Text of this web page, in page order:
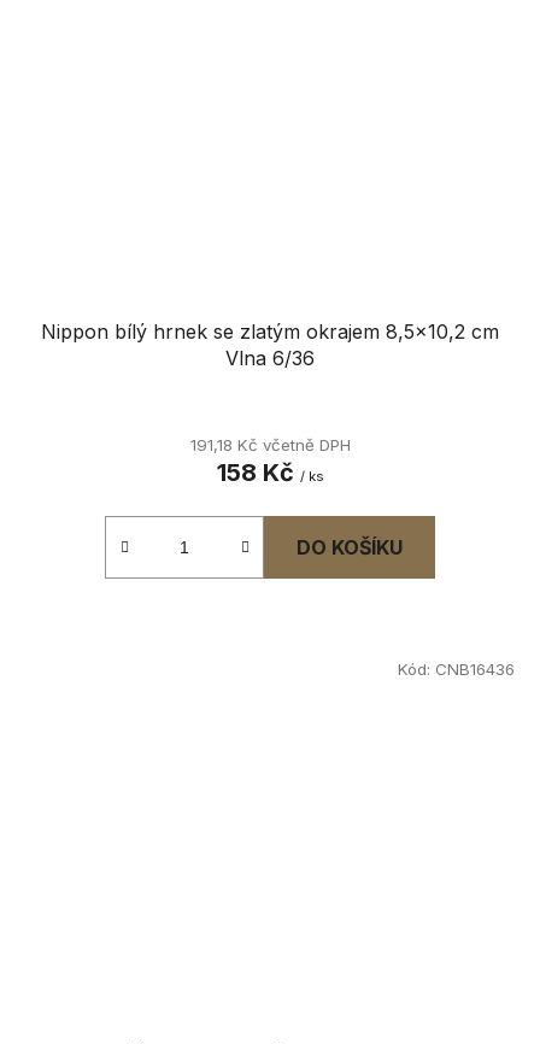
Nippon bílý hrnek se zlatým okrajem 8,5x10,2 cm
Vlna 6/36
191,18 Kč včetně DPH
158 Kč / ks
DO KOŠÍKU
Kód: CNB16436